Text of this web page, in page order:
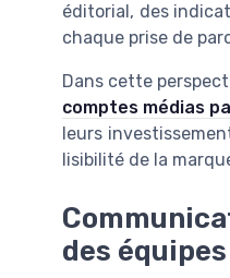
éditorial, des
chaque prise de
Dans cette
comptes médias
leurs
lisibilité de la
des équipes